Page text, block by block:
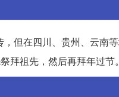
但在四川、贵州、云南
拜祖先，然后再拜年过节。